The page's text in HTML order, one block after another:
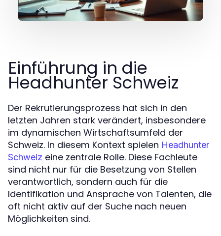
Einführung in die
Headhunter Schweiz
Der Rekrutierungsprozess hat sich in den
letzten Jahren stark verändert, insbesondere
im dynamischen Wirtschaftsumfeld der
Schweiz. In diesem Kontext spielen Headhunter
Schweiz eine zentrale Rolle. Diese Fachleute
sind nicht nur für die Besetzung von Stellen
verantwortlich, sondern auch für die
Identifikation und Ansprache von Talenten, die
oft nicht aktiv auf der Suche nach neuen
Möglichkeiten sind.